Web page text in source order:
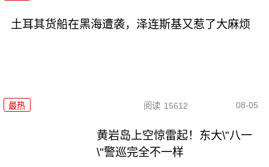
土耳其货船在黑海遭袭，泽连斯基又惹了大麻烦
最热 阅读 15612 08-05
黄岩岛上空惊雷起！东大\"八一
\"警巡完全不一样